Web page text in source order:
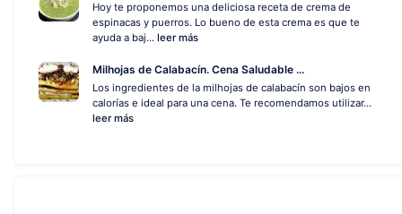
Hoy te proponemos una deliciosa receta de crema de
espinacas y puerros. Lo bueno de esta crema es que te
ayuda a baj... leer más
Milhojas de Calabacín. Cena Saludable ...
Los ingredientes de la milhojas de calabacín son bajos en
calorías e ideal para una cena. Te recomendamos utilizar...
leer más